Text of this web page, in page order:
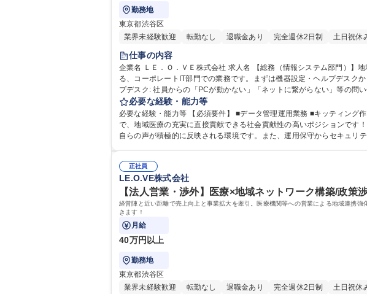
勤務地
東京都渋谷区
業界未経験歓迎
転勤なし 退職金あり 完全週休2日制 土日祝休
仕事の内容
企業名 ＬＥ．Ｏ．ＶＥ株式会社 求人名 【総務（情報システム部門）】地域医療に直接貢献/キャリアパス充実/賞与2回 仕事の内容 東京23区内に展開する50以上の拠点を支え
る、コーポレートIT部門での業務です。まずは機器設定・ヘルプデスクからス
プデスク: 社員からの「PCが動かない」「ネットに繋がらない」等の問
e等）■システム運用: クラウドサービス（Googleworkspace、SPPM、
X推進:
必要な経験・能力等
必要な経験・能力等 【必須要件】 ■データ管理運用業務 ■キッティング作業経験者 ■コミュニケーシ
で、地域医療の充実に直接貢献できる社会貢献性の高いポジションです
自らの声が積極的に反映される環境です。また、運用保守からセキュリティスペ
正社員
LE.O.VE株式会社
【法人営業・渉外】医療×地域ネットワーク構築/政策
経営陣と近い距離で売上向上と事業拡大を牽引。医療機関等への営業による地域連携
きます！
月給
40万円以上
勤務地
東京都渋谷区
業界未経験歓迎
転勤なし 退職金あり 完全週休2日制 土日祝休